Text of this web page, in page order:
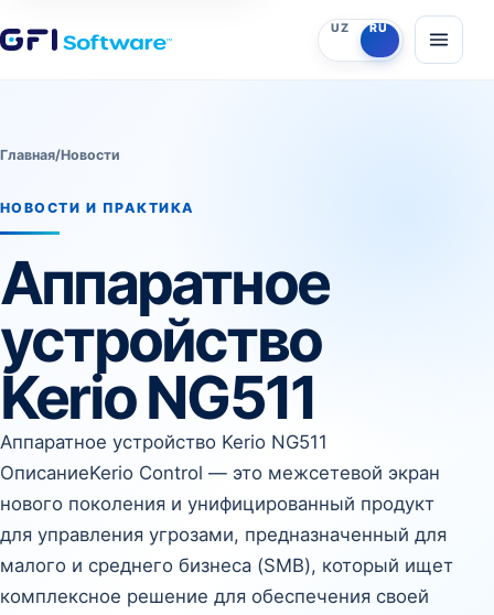
UZ RU
Главная/Новости
НОВОСТИ И ПРАКТИКА
Аппаратное
устройство
Kerio NG511
Аппаратное устройство Kerio NG511
ОписаниеKerio Control — это межсетевой экран
нового поколения и унифицированный продукт
для управления угрозами, предназначенный для
малого и среднего бизнеса (SMB), который ищет
комплексное решение для обеспечения своей